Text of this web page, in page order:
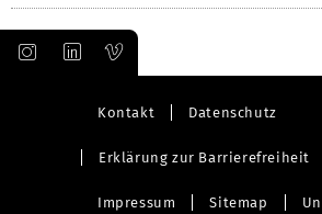
Kontakt Datenschutz
Erklärung zur Barrierefreiheit
Impressum Sitemap